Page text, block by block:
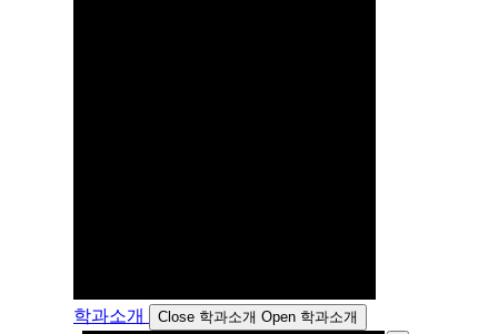
학과소개 Close 학과소개 Open 학과소개